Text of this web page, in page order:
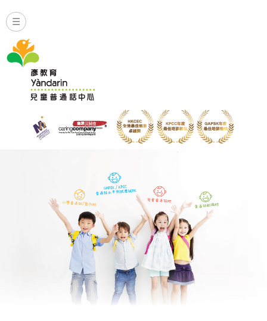
☰
幼兒及兒童普通話班 奠定良好